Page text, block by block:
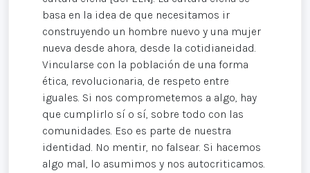
basa en la idea de que necesitamos ir
construyendo un hombre nuevo y una mujer
nueva desde ahora, desde la cotidianeidad.
Vincularse con la población de una forma
ética, revolucionaria, de respeto entre
iguales. Si nos comprometemos a algo, hay
que cumplirlo sí o sí, sobre todo con las
comunidades. Eso es parte de nuestra
identidad. No mentir, no falsear. Si hacemos
algo mal, lo asumimos y nos autocriticamos.